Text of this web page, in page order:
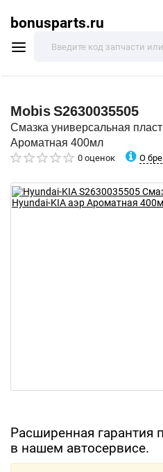
bonusparts.ru
MobisS2630035505
Смазка универсальная
Ароматная 400мл
0 оценок О
Расширенная гарантия
в нашем автосервисе.